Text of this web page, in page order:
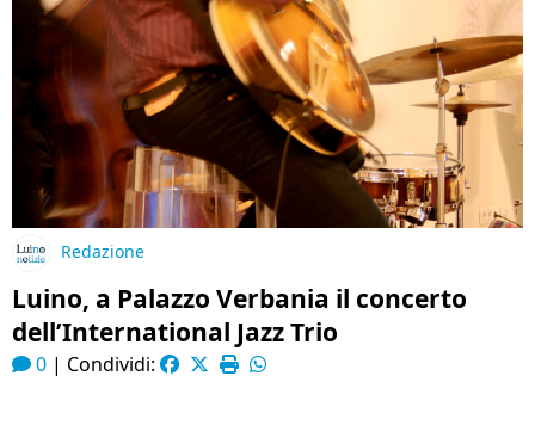
Redazione
Luino, a Palazzo Verbania il concerto
dell’International Jazz Trio
0 | Condividi: